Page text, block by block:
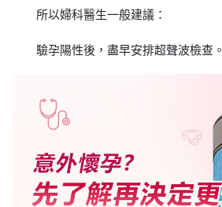
所以婦科醫生一般建議：
驗孕陽性後，盡早安排超聲波檢查。